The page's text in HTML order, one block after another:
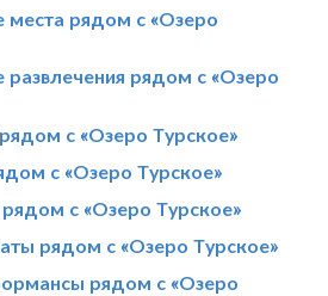
места рядом с «Озеро
развлечения рядом с «Озеро
с «Озеро Турское»
с «Озеро Турское»
рядом с «Озеро Турское»
рядом с «Озеро Турское»
рядом с «Озеро